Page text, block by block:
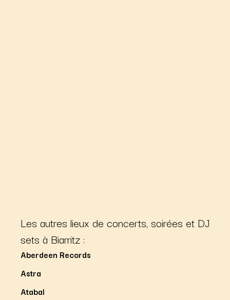
Les autres lieux de concerts, soirées et DJ
sets à Biarritz :
Aberdeen Records
Astra
Atabal